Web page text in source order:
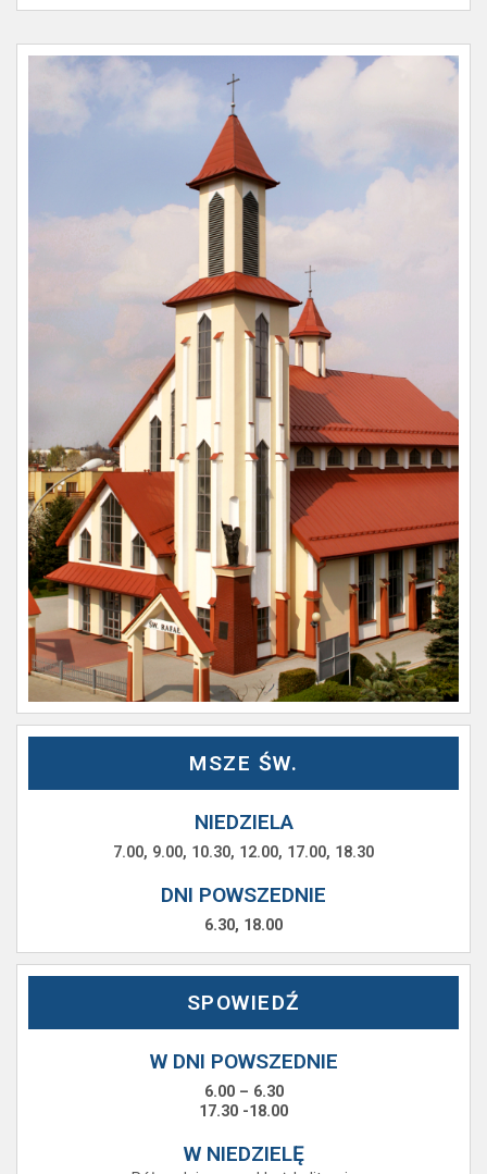
MSZE ŚW.
NIEDZIELA
7.00, 9.00, 10.30, 12.00, 17.00, 18.30
DNI POWSZEDNIE
6.30, 18.00
SPOWIEDŹ
W DNI POWSZEDNIE
6.00 – 6.30
17.30 -18.00
W NIEDZIELĘ